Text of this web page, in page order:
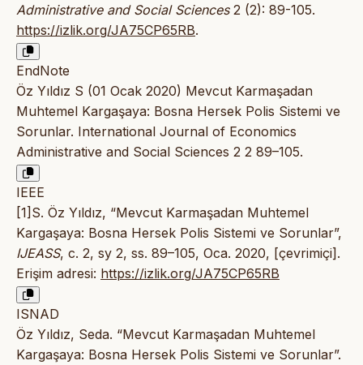
Administrative and Social Sciences2 (2): 89-105.
https://izlik.org/JA75CP65RB.
EndNote
Öz Yıldız S (01 Ocak 2020) Mevcut Karmaşadan
Muhtemel Kargaşaya: Bosna Hersek Polis Sistemi ve
Sorunlar. International Journal of Economics
Administrative and Social Sciences 2 2 89–105.
IEEE
[1]S. Öz Yıldız, “Mevcut Karmaşadan Muhtemel
Kargaşaya: Bosna Hersek Polis Sistemi ve Sorunlar”,
IJEASS, c. 2, sy 2, ss. 89–105, Oca. 2020, [çevrimiçi].
Erişim adresi: https://izlik.org/JA75CP65RB
ISNAD
Öz Yıldız, Seda. “Mevcut Karmaşadan Muhtemel
Kargaşaya: Bosna Hersek Polis Sistemi ve Sorunlar”.